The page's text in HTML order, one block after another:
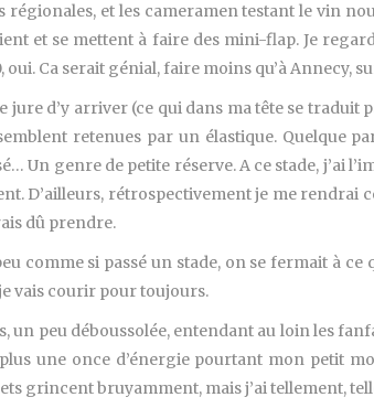
régionales, et les cameramen testant le vin
et se mettent à faire des mini-flap. Je
oui. Ca serait génial, faire moins qu’à Annecy,
jure d’y arriver (ce qui dans ma tête se
retenues par un élastique. Quelque
Un genre de petite réserve. A ce stade, j’ai
D’ailleurs, rétrospectivement je me rendrai
dû prendre.
comme si passé un stade, on se fermait à ce
vais courir pour toujours.
un peu déboussolée, entendant au loin les
plus une once d’énergie pourtant mon petit
grincent bruyamment, mais j’ai tellement,